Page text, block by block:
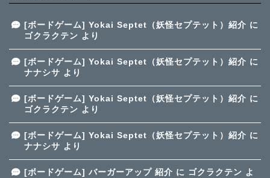
[ボードゲーム] Yokai Septet（妖怪セプテット）紹介 に
ゴクラクテン より
[ボードゲーム] Yokai Septet（妖怪セプテット）紹介 に
ナナシサ より
[ボードゲーム] Yokai Septet（妖怪セプテット）紹介 に
ゴクラクテン より
[ボードゲーム] Yokai Septet（妖怪セプテット）紹介 に
ナナシサ より
[ボードゲーム] バーガーアップ 紹介 に ゴクラクテン よ